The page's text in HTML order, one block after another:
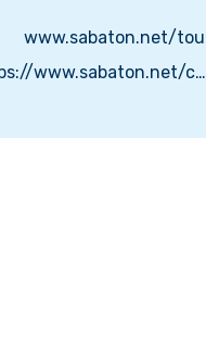
www.sabaton.net/
https://www.sabaton.net/concert/brinova-arena-karlskrona-sweden-2027/